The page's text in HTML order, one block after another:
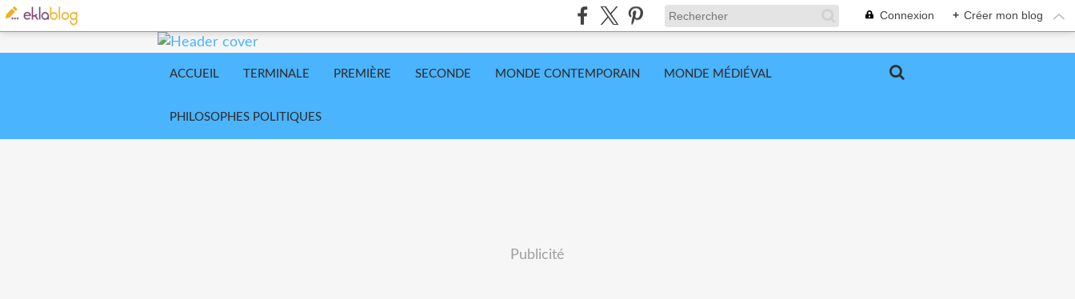
Connexion + Créer mon blog
ACCUEIL TERMINALE PREMIÈRE SECONDE MONDE CONTEMPORAIN MONDE MÉDIÉVAL
PHILOSOPHES POLITIQUES
Publicité